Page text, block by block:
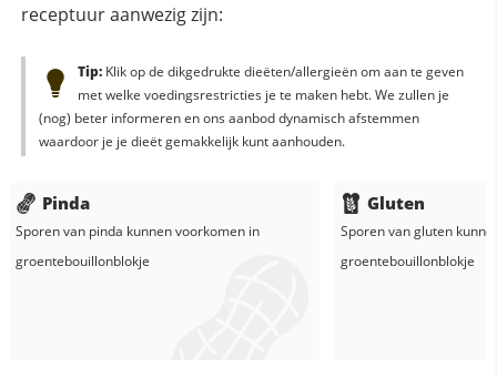
receptuur aanwezig zijn:
Tip:Klik op de dikgedrukte dieëten/allergieën om aan te geven
met welke voedingsrestricties je te maken hebt. We zullen je
(nog) beter informeren en ons aanbod dynamisch afstemmen
waardoor je je dieët gemakkelijk kunt aanhouden.
Pinda
Sporen van pinda kunnen voorkomen in
groentebouillonblokje
Gluten
Sporen van gluten
groentebouillonblokje